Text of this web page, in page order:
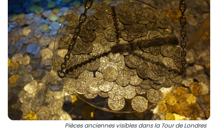
Pièces anciennes visibles dans la Tour de Londres